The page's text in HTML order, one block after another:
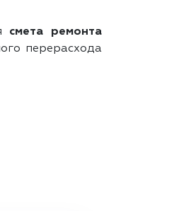
смета ремонта
перерасхода